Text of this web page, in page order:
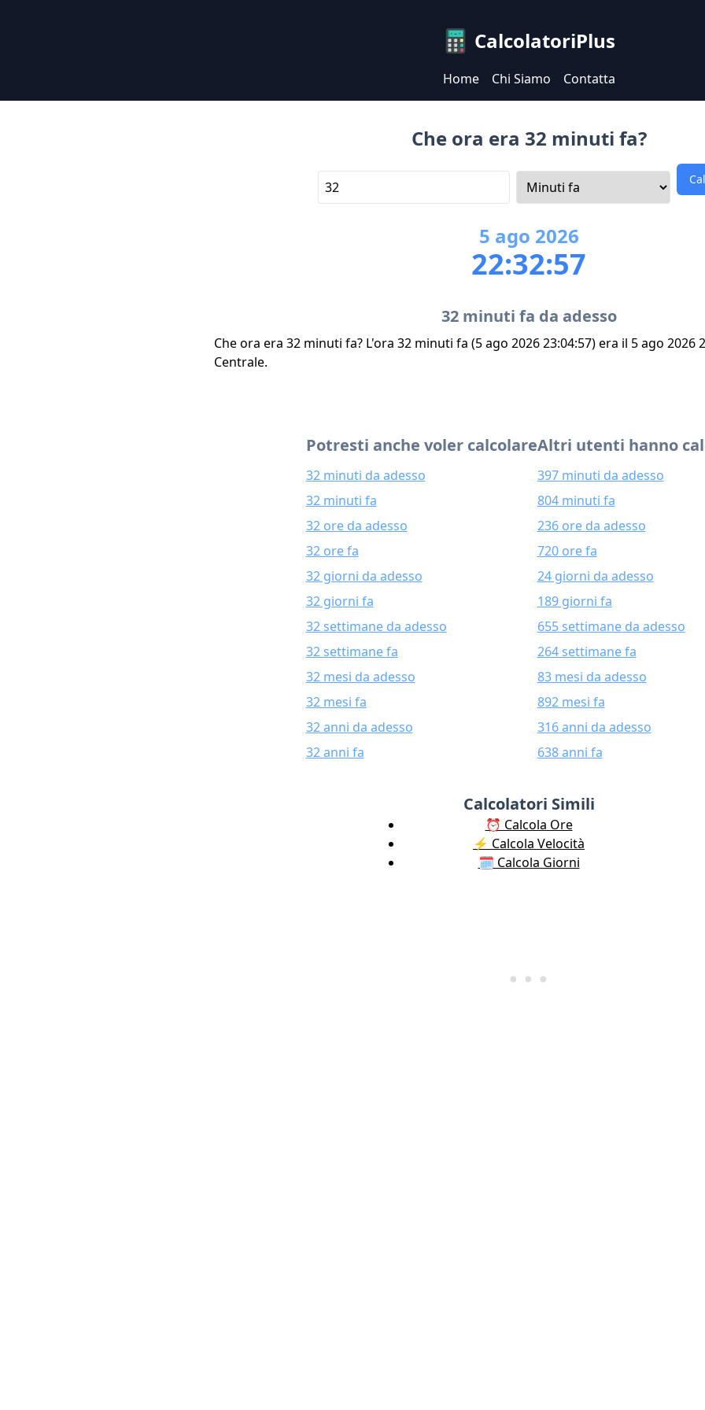
CalcolatoriPlus
Home Chi Siamo Contatta
Che ora era 32 minuti fa?
5 ago 2026
22:32:57
32 minuti fa da adesso
Che ora era 32 minuti fa? L'ora 32 minuti fa (5 ago 2026 23:04:57) era il 5 ago 2026
Centrale.
Potresti anche voler calcolare
32 minuti da adesso
32 minuti fa
32 ore da adesso
32 ore fa
32 giorni da adesso
32 giorni fa
32 settimane da adesso
32 settimane fa
32 mesi da adesso
32 mesi fa
32 anni da adesso
32 anni fa
Altri utenti hanno
397 minuti da adesso
804 minuti fa
236 ore da adesso
720 ore fa
24 giorni da adesso
189 giorni fa
655 settimane da adesso
264 settimane fa
83 mesi da adesso
892 mesi fa
316 anni da adesso
638 anni fa
Calcolatori Simili
⏰ Calcola Ore
⚡️ Calcola Velocità
🗓️ Calcola Giorni